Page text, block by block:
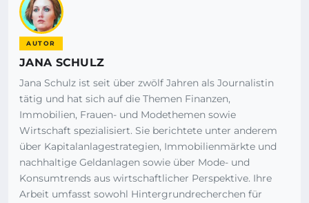
AUTOR
JANA SCHULZ
Jana Schulz ist seit über zwölf Jahren als Journalistin
tätig und hat sich auf die Themen Finanzen,
Immobilien, Frauen- und Modethemen sowie
Wirtschaft spezialisiert. Sie berichtete unter anderem
über Kapitalanlagestrategien, Immobilienmärkte und
nachhaltige Geldanlagen sowie über Mode- und
Konsumtrends aus wirtschaftlicher Perspektive. Ihre
Arbeit umfasst sowohl Hintergrundrecherchen für